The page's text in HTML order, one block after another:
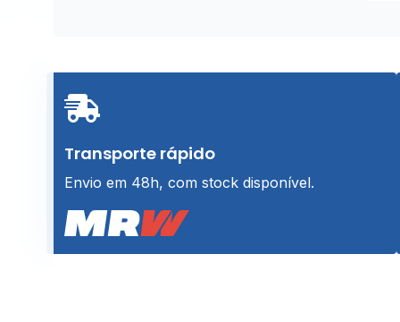
Transporte rápido
Envio em 48h, com stock disponível.